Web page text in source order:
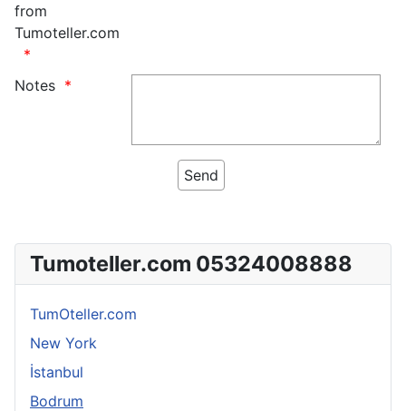
from
Tumoteller.com
Notes
Tumoteller.com 05324008888
TumOteller.com
New York
İstanbul
Bodrum